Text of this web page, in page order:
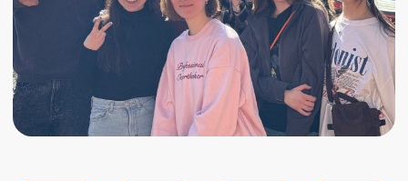
мы садимся на скоростной поезд и мчимся
к сердцу столицы. В отеле немного
отдыхаем и выходим на первую прогулку,
чтобы мягко войти в ритм Японии.
Вечером нас ждет приветственный ужин,
где мы познакомимся с японской кухней.
Здесь еда — целая философия, и даже
простая миска рамена может рассказать о
стране больше, чем путеводитель.